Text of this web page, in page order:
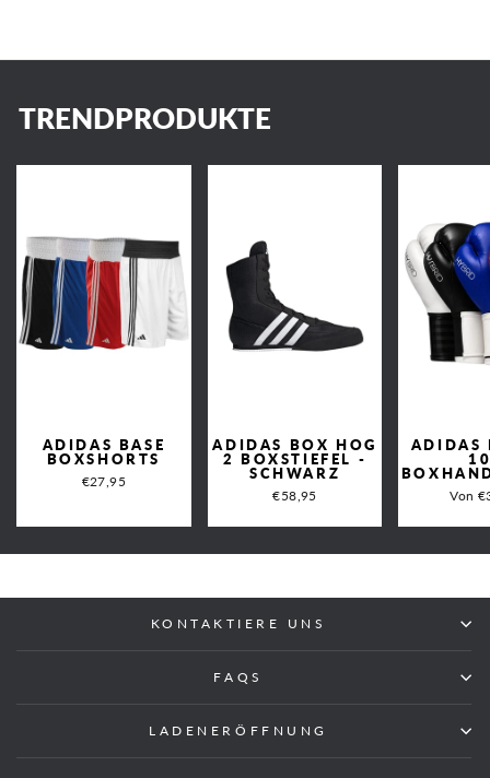
TRENDPRODUKTE
ADIDAS BASE
BOXSHORTS
€27,95
ADIDAS BOX HOG
2 BOXSTIEFEL -
SCHWARZ
€58,95
ADIDAS
Von
KONTAKTIERE UNS
FAQS
LADENERÖFFNUNG